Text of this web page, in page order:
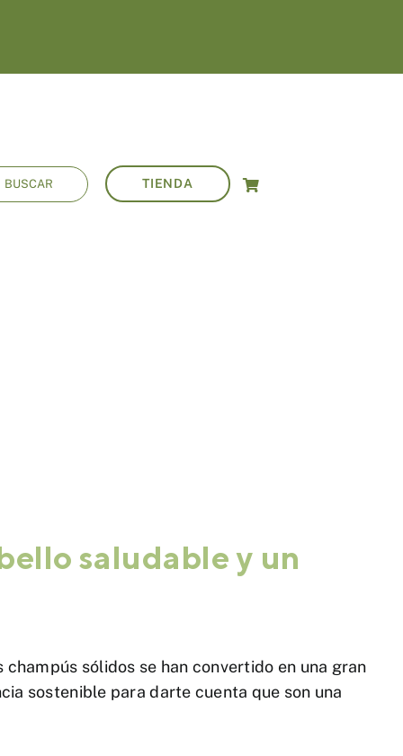
TIENDA
saludable y un
sólidos se han convertido en una gran
sostenible para darte cuenta que son una